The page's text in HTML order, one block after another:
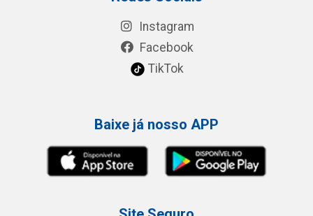
Instagram
Facebook
TikTok
Baixe já nosso APP